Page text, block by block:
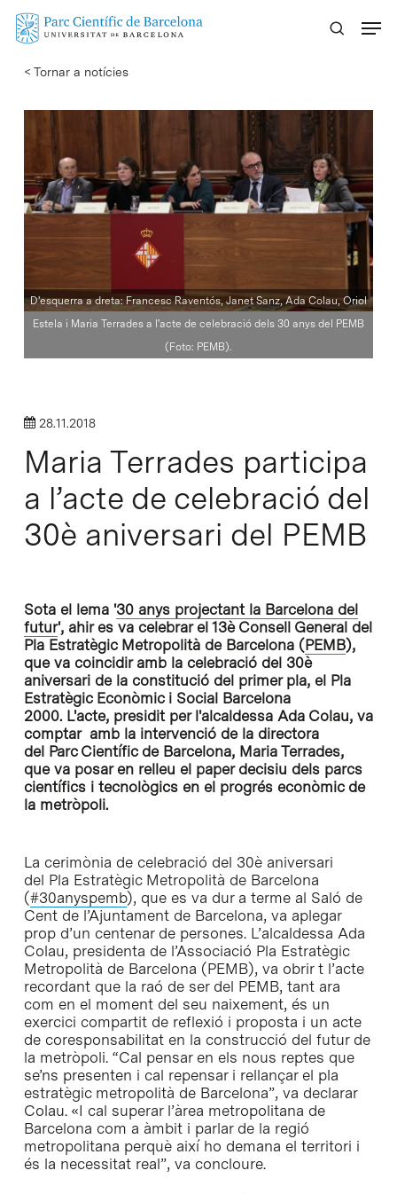
Skip
content
< Tornar a notícies
D'esquerra a dreta: Francesc Raventós, Janet Sanz, Ada Colau, Oriol
Estela i Maria Terrades a l'acte de celebració dels 30 anys del PEMB
(Foto: PEMB).
28.11.2018
Maria Terrades participa
a l’acte de celebració del
30è aniversari del PEMB
Sota el lema '30 anys projectant la Barcelona del
futur', ahir es va celebrar el 13è Consell General del
Pla Estratègic Metropolità de Barcelona (PEMB),
que va coincidir amb la celebració del 30è
aniversari de la constitució del primer pla, el Pla
Estratègic Econòmic i Social Barcelona
2000. L'acte, presidit per l'alcaldessa Ada Colau, va
comptar amb la intervenció de la directora
del Parc Científic de Barcelona, Maria Terrades,
que va posar en relleu el paper decisiu dels parcs
científics i tecnològics en el progrés econòmic de
la metròpoli.
La cerimònia de celebració del 30è aniversari
del Pla Estratègic Metropolità de Barcelona
(#30anyspemb), que es va dur a terme al Saló de
Cent de l’Ajuntament de Barcelona, va aplegar
prop d’un centenar de persones. L’alcaldessa Ada
Colau, presidenta de l’Associació Pla Estratègic
Metropolità de Barcelona (PEMB), va obrir t l’acte
recordant que la raó de ser del PEMB, tant ara
com en el moment del seu naixement, és un
exercici compartit de reflexió i proposta i un acte
de coresponsabilitat en la construcció del futur de
la metròpoli. “Cal pensar en els nous reptes que
se’ns presenten i cal repensar i rellançar el pla
estratègic metropolità de Barcelona”, va declarar
Colau. «I cal superar l’àrea metropolitana de
Barcelona com a àmbit i parlar de la regió
metropolitana perquè així ho demana el territori i
és la necessitat real”, va concloure.